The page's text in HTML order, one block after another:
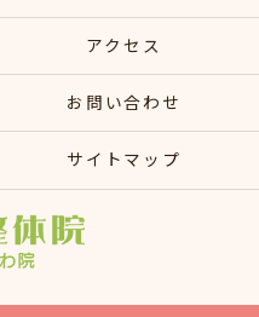
アクセス
お問い合わせ
サイトマップ